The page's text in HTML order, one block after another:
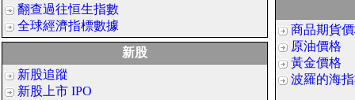
翻查過往恒生指數
全球經濟指標數據
新股
新股追蹤
新股上市 IPO
商品期貨
原油價格
黃金價格
波羅的海